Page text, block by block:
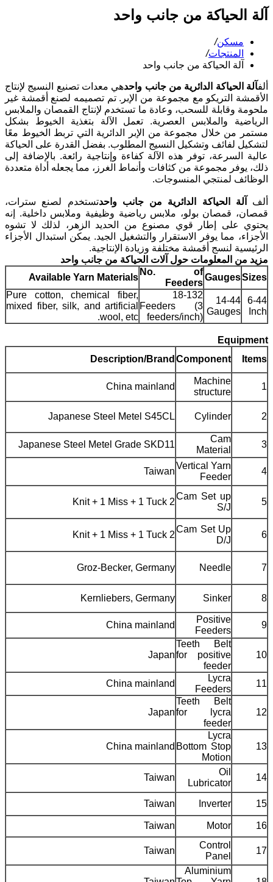
آلة الحياكة من جانب واحد
مسكن/
المنتجات/
آلة الحياكة من جانب واحد
ألفآلة الحياكة الدائرية من جانب واحدهي معدات تصنيع النسيج لإنتاج
الأقمشة التريكو مع مجموعة من الإبر. تم تصميمه لصنع أقمشة غير
ملحومة وقابلة للسحب، وعادة ما تستخدم لإنتاج القمصان والملابس
الرياضية والملابس العصرية. تعمل الآلة بتغذية الخيوط بشكل
مستمر من خلال مجموعة من الإبر الدائرية التي تربط الخيوط معًا
لتشكيل لفائف وتشكيل النسيج المطلوب. بفضل القدرة على الحياكة
عالية السرعة، توفر هذه الآلة كفاءة وإنتاجية رائعة. بالإضافة إلى
ذلك، يوفر مجموعة من كثافات وأنماط الغرز، مما يجعله أداة متعددة
الوظائف لمنتجي المنسوجات.
ألف آلة الحياكة الدائرية من جانب واحدتستخدم لصنع سترات،
قمصان، قمصان بولو، ملابس رياضية وظيفية وملابس داخلية. إنه
يحتوي على إطار قوي مصنوع من الحديد الزهر، لذلك لا تشوه
الأجزاء، مما يوفر الاستقرار والتشغيل الجيد. يمكن استبدال الأجزاء
الرئيسية لنسج أقمشة مختلفة وزيادة الإنتاجية.
مزيد من المعلومات حول آلات الحياكة من جانب واحد
Sizes
Gauges
No. of
Feeders
Available Yarn Materials
6-44
Inch
14-44
Gauges
18-132
Feeders (3
feeders/inch)
Pure cotton, chemical fiber,
mixed fiber, silk, and artificial
wool, etc.
Equipment
Items
Component
Description/Brand
1
Machine
structure
China mainland
2
Cylinder
Japanese Steel Metel S45CL
3
Cam
Material
Japanese Steel Metel Grade SKD11
4
Vertical Yarn
Feeder
Taiwan
5
Cam Set up
S/J
2 Knit + 1 Miss + 1 Tuck
6
Cam Set Up
D/J
2 Knit + 1 Miss + 1 Tuck
7
Needle
Groz-Becker, Germany
8
Sinker
Kernliebers, Germany
9
Positive
Feeders
China mainland
10
Teeth Belt
for positive
feeder
Japan
11
Lycra
Feeders
China mainland
12
Teeth Belt
for lycra
feeder
Japan
13
Lycra
Bottom Stop
Motion
China mainland
14
Oil
Lubricator
Taiwan
15
Inverter
Taiwan
16
Motor
Taiwan
17
Control
Panel
Taiwan
Aluminium